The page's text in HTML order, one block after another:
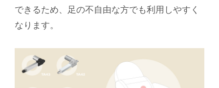
できるため、足の不自由な方でも利用しやすく
なります。